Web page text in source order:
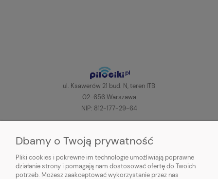
ul. Ksawerów 21 bud. N, teren ITB
02-656 Warszawa
NIP: 812-177-29-64
sklep@pilociki.pl
Odbiór osobistyjest tymczasowo NIEDOSTĘPNY!
Dbamy o Twoją prywatność
Pliki cookies i pokrewne im technologie umożliwiają poprawne
działanie strony i pomagają nam dostosować ofertę do Twoich
potrzeb. Możesz zaakceptować wykorzystanie przez nas